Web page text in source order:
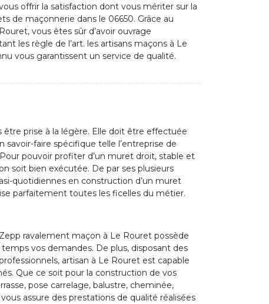
offrir la satisfaction dont vous mériter sur la
de maçonnerie dans le 06650. Grâce au
vous êtes sûr d’avoir ouvrage
les règle de l’art. les artisans maçons à Le
vous garantissent un service de qualité.
prise à la légère. Elle doit être effectuée
faire spécifique telle l’entreprise de
pouvoir profiter d’un muret droit, stable et
soit bien exécutée. De par ses plusieurs
quotidiennes en construction d’un muret
parfaitement toutes les ficelles du métier.
ravalement maçon à Le Rouret possède
vos demandes. De plus, disposant des
artisan à Le Rouret est capable
Que ce soit pour la construction de vos
pose carrelage, balustre, cheminée,
assure des prestations de qualité réalisées